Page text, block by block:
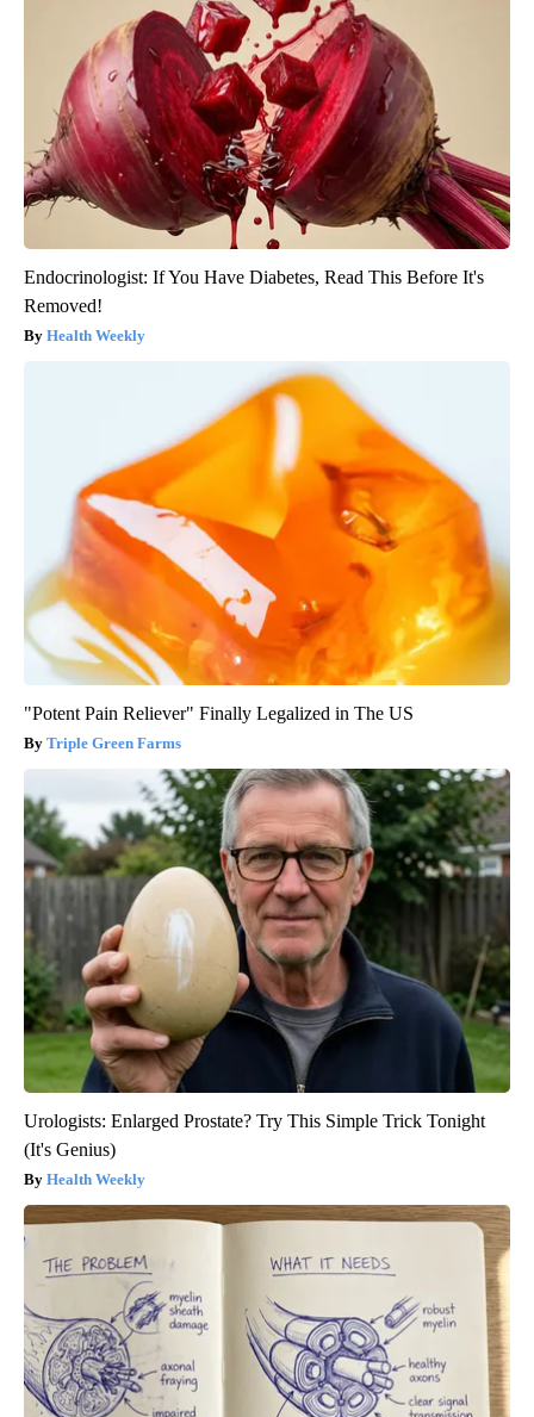
Endocrinologist: If You Have Diabetes, Read This Before It's
Removed!
Health Weekly
"Potent Pain Reliever" Finally Legalized in The US
Triple Green Farms
Urologists: Enlarged Prostate? Try This Simple Trick Tonight
(It's Genius)
Health Weekly